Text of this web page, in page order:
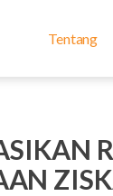
Tentang